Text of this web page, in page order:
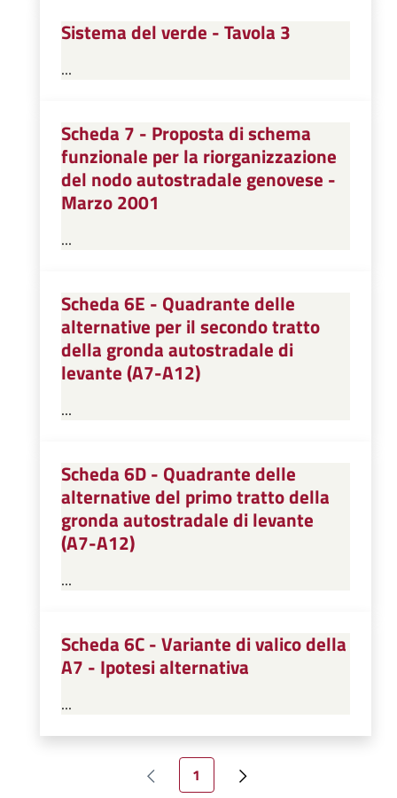
Sistema del verde - Tavola 3
...
Scheda 7 - Proposta di schema
funzionale per la riorganizzazione
del nodo autostradale genovese -
Marzo 2001
...
Scheda 6E - Quadrante delle
alternative per il secondo tratto
della gronda autostradale di
levante (A7-A12)
...
Scheda 6D - Quadrante delle
alternative del primo tratto della
gronda autostradale di levante
(A7-A12)
...
Scheda 6C - Variante di valico della
A7 - Ipotesi alternativa
...
Paginazione
Pagina precedente
Pagina attuale
1
Pagina successiva